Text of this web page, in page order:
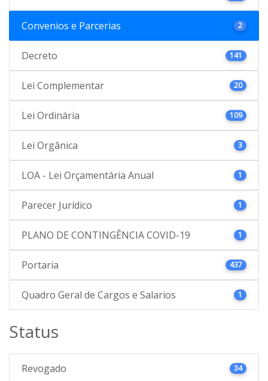
Convenios e Parcerias 2
Decreto 141
Lei Complementar 20
Lei Ordinária 109
Lei Orgânica 3
LOA - Lei Orçamentária Anual 1
Parecer Jurídico 1
PLANO DE CONTINGÊNCIA COVID-19 1
Portaria 437
Quadro Geral de Cargos e Salarios 1
Status
Revogado 34